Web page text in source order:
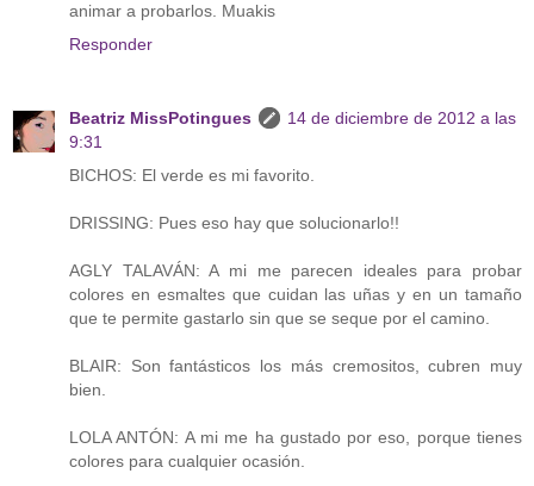
animar a probarlos. Muakis
Responder
Beatriz MissPotingues
14 de diciembre de 2012 a las
9:31
BICHOS: El verde es mi favorito.
DRISSING: Pues eso hay que solucionarlo!!
AGLY TALAVÁN: A mi me parecen ideales para probar
colores en esmaltes que cuidan las uñas y en un tamaño
que te permite gastarlo sin que se seque por el camino.
BLAIR: Son fantásticos los más cremositos, cubren muy
bien.
LOLA ANTÓN: A mi me ha gustado por eso, porque tienes
colores para cualquier ocasión.